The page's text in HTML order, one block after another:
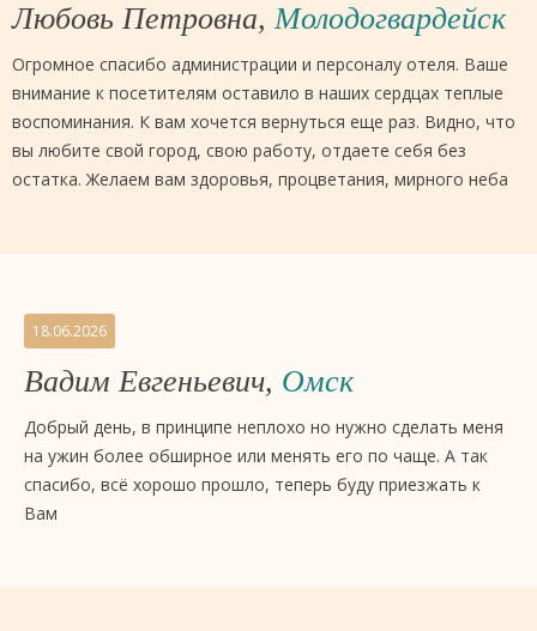
Любовь Петровна,Молодогвардейск
Огромное спасибо администрации и персоналу отеля. Ваше
внимание к посетителям оставило в наших сердцах теплые
воспоминания. К вам хочется вернуться еще раз. Видно, что
вы любите свой город, свою работу, отдаете себя без
остатка. Желаем вам здоровья, процветания, мирного неба
18.06.2026
Вадим Евгеньевич, Омск
Добрый день, в принципе неплохо но нужно сделать меня
на ужин более обширное или менять его по чаще. А так
спасибо, всё хорошо прошло, теперь буду приезжать к
Вам